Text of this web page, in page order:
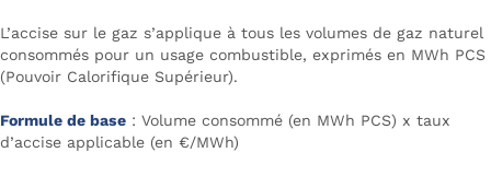
L’accise sur le gaz s’applique à tous les volumes de gaz naturel
consommés pour un usage combustible, exprimés en MWh PCS
(Pouvoir Calorifique Supérieur).
Formule de base : Volume consommé (en MWh PCS) x taux
d’accise applicable (en €/MWh)